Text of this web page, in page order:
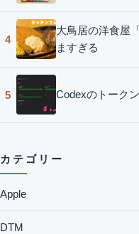
4
大鳥居の洋食屋
ますぎる
5 Codexのトーク
カテゴリー
Apple
DTM